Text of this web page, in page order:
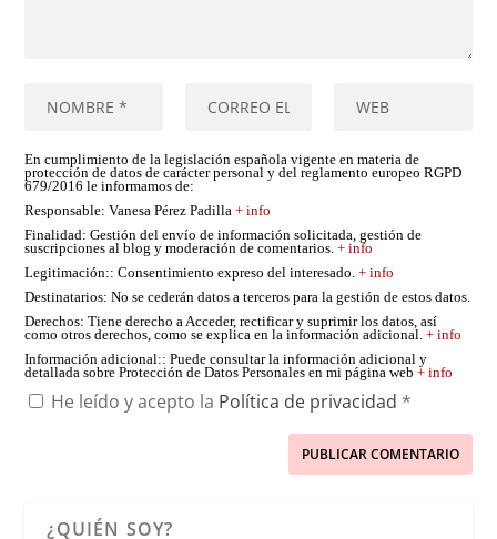
En cumplimiento de la legislación española vigente en materia de
protección de datos de carácter personal y del reglamento europeo RGPD
679/2016 le informamos de:
Responsable: Vanesa Pérez Padilla+ info
Finalidad: Gestión del envío de información solicitada, gestión de
suscripciones al blog y moderación de comentarios.+ info
Legitimación:: Consentimiento expreso del interesado.+ info
Destinatarios: No se cederán datos a terceros para la gestión de estos datos.
Derechos: Tiene derecho a Acceder, rectificar y suprimir los datos, así
como otros derechos, como se explica en la información adicional.+ info
Información adicional:: Puede consultar la información adicional y
detallada sobre Protección de Datos Personales en mi página web+ info
He leído y acepto la Política de privacidad *
¿QUIÉN SOY?